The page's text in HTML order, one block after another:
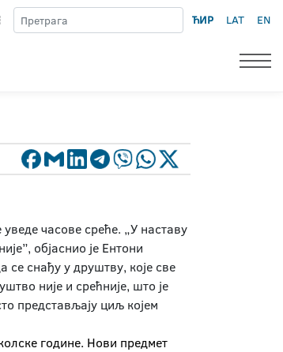
ЋИР LAT EN
часове среће. „У наставу
објаснио је Ентони
снађу у друштву, које све
није и срећније, што је
представљају циљ којем
године. Нови предмет